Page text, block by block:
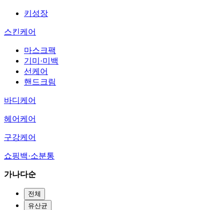
키성장
스킨케어
마스크팩
기미·미백
선케어
핸드크림
바디케어
헤어케어
구강케어
쇼핑백·소분통
가나다순
전체
유산균